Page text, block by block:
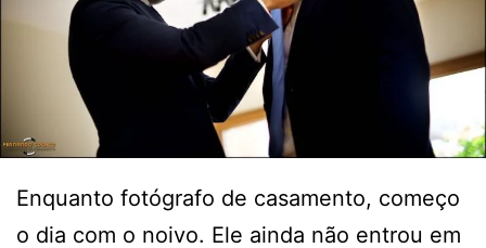
Enquanto fotógrafo de casamento, começo
o dia com o noivo. Ele ainda não entrou em